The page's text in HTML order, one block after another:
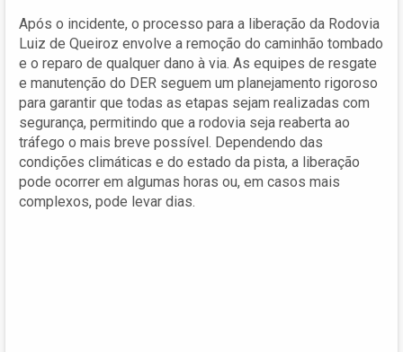
Após o incidente, o processo para a liberação da Rodovia
Luiz de Queiroz envolve a remoção do caminhão tombado
e o reparo de qualquer dano à via. As equipes de resgate
e manutenção do DER seguem um planejamento rigoroso
para garantir que todas as etapas sejam realizadas com
segurança, permitindo que a rodovia seja reaberta ao
tráfego o mais breve possível. Dependendo das
condições climáticas e do estado da pista, a liberação
pode ocorrer em algumas horas ou, em casos mais
complexos, pode levar dias.